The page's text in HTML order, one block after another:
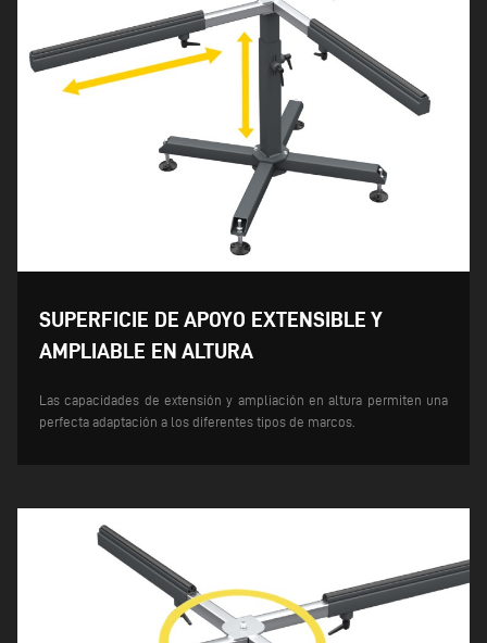
SUPERFICIE DE APOYO EXTENSIBLE Y
AMPLIABLE EN ALTURA
Las capacidades de extensión y ampliación en altura permiten una
perfecta adaptación a los diferentes tipos de marcos.